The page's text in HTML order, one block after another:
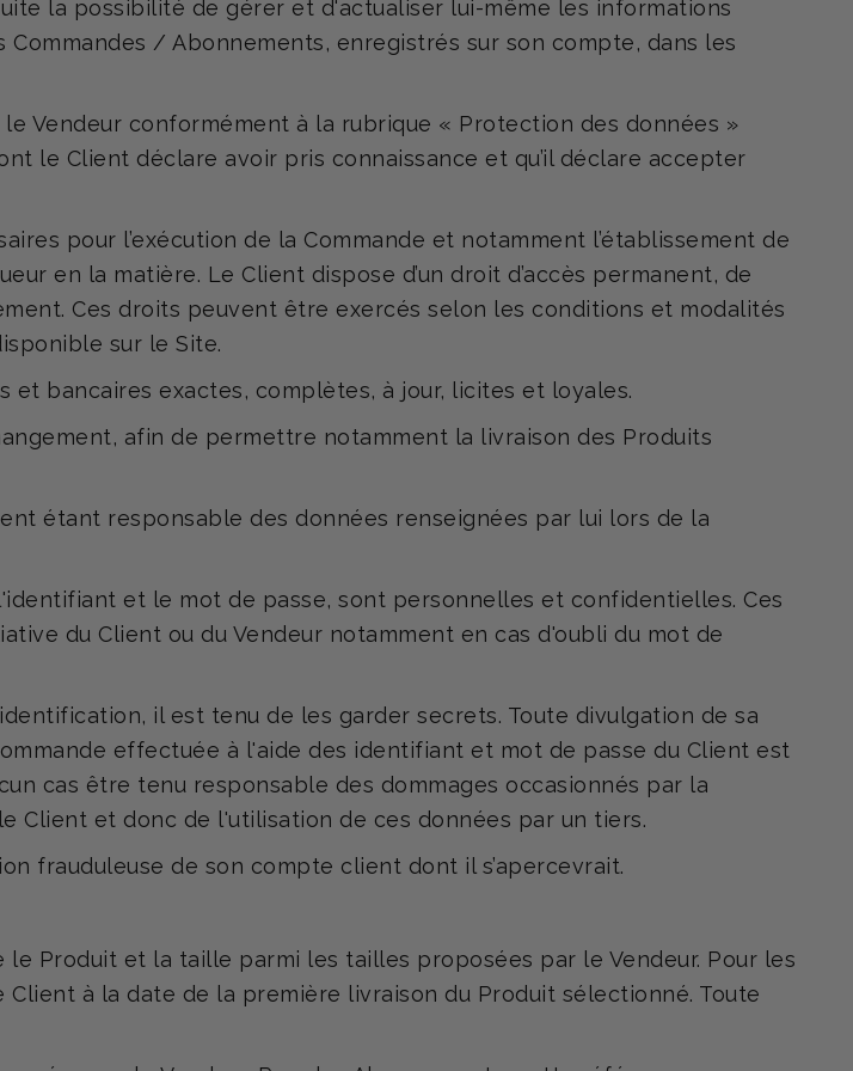
la possibilité de gérer et d'actualiser lui-même les informations
/ Abonnements, enregistrés sur son compte, dans les
Vendeur conformément à la rubrique « Protection des données »
le Client déclare avoir pris connaissance et qu’il déclare accepter
pour l’exécution de la Commande et notamment l’établissement de
en la matière. Le Client dispose d’un droit d’accès permanent, de
Ces droits peuvent être exercés selon les conditions et modalités
sur le Site.
et bancaires exactes, complètes, à jour, licites et loyales.
afin de permettre notamment la livraison des Produits
étant responsable des données renseignées par lui lors de la
et le mot de passe, sont personnelles et confidentielles. Ces
du Client ou du Vendeur notamment en cas d'oubli du mot de
il est tenu de les garder secrets. Toute divulgation de sa
effectuée à l'aide des identifiant et mot de passe du Client est
cas être tenu responsable des dommages occasionnés par la
et donc de l'utilisation de ces données par un tiers.
frauduleuse de son compte client dont il s’apercevrait.
Produit et la taille parmi les tailles proposées par le Vendeur. Pour les
à la date de la première livraison du Produit sélectionné. Toute